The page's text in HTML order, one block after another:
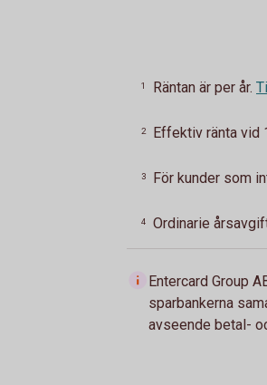
1 Räntan är per år.
2 Effektiv ränta vid
3 För kunder som
4 Ordinarie
Entercard Group
sparbankerna
avseende betal-